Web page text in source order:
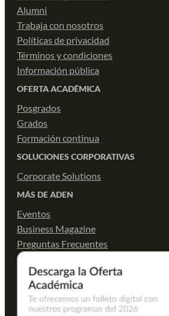
Alumni
Trabaja con nosotros
Políticas de privacidad
Términos y condiciones
Información pública
OFERTA ACADÉMICA
Posgrados
Grados
Formación continua
SOLUCIONES CORPORATIVAS
Corporate Solutions
MÁS DE ADEN
Eventos
Business Magazine
Preguntas Frecuentes